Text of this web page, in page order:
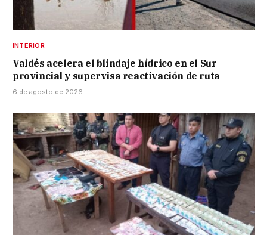
INTERIOR
Valdés acelera el blindaje hídrico en el Sur
provincial y supervisa reactivación de ruta
6 de agosto de 2026